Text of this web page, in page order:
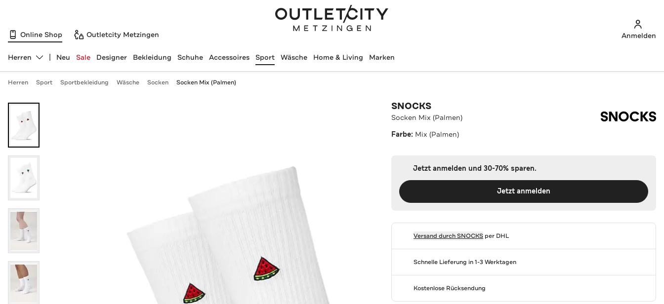
Online Shop Outletcity Metzingen Anmelden
Abteilung ändern, ausgewählt:
Herren Neu Sale Designer Bekleidung Schuhe Accessoires Sport Wäsche Home & Living Marken
Herren Sport Sportbekleidung Wäsche Socken Socken Mix (Palmen)
SNOCKS
Socken Mix (Palmen)
Farbe: Mix (Palmen)
Jetzt anmelden und 30-70% sparen.
Jetzt anmelden
Versand durchSNOCKS per DHL
Schnelle Lieferung in 1-3 Werktagen
Kostenlose Rücksendung